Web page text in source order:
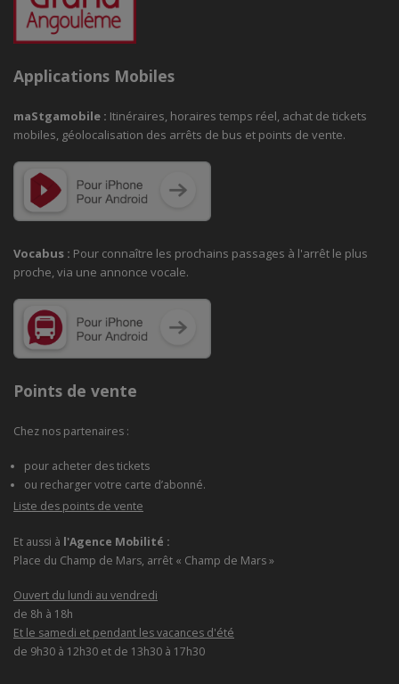
Applications Mobiles
maStgamobile : Itinéraires, horaires temps réel, achat de tickets
mobiles, géolocalisation des arrêts de bus et points de vente.
Vocabus : Pour connaître les prochains passages à l'arrêt le plus
proche, via une annonce vocale.
Points de vente
Chez nos partenaires :
pour acheter des tickets
ou recharger votre carte d’abonné.
Liste des points de vente
Et aussi à l'Agence Mobilité :
Place du Champ de Mars, arrêt « Champ de Mars »
Ouvert du lundi au vendredi
de 8h à 18h
Et le samedi et pendant les vacances d'été
de 9h30 à 12h30 et de 13h30 à 17h30